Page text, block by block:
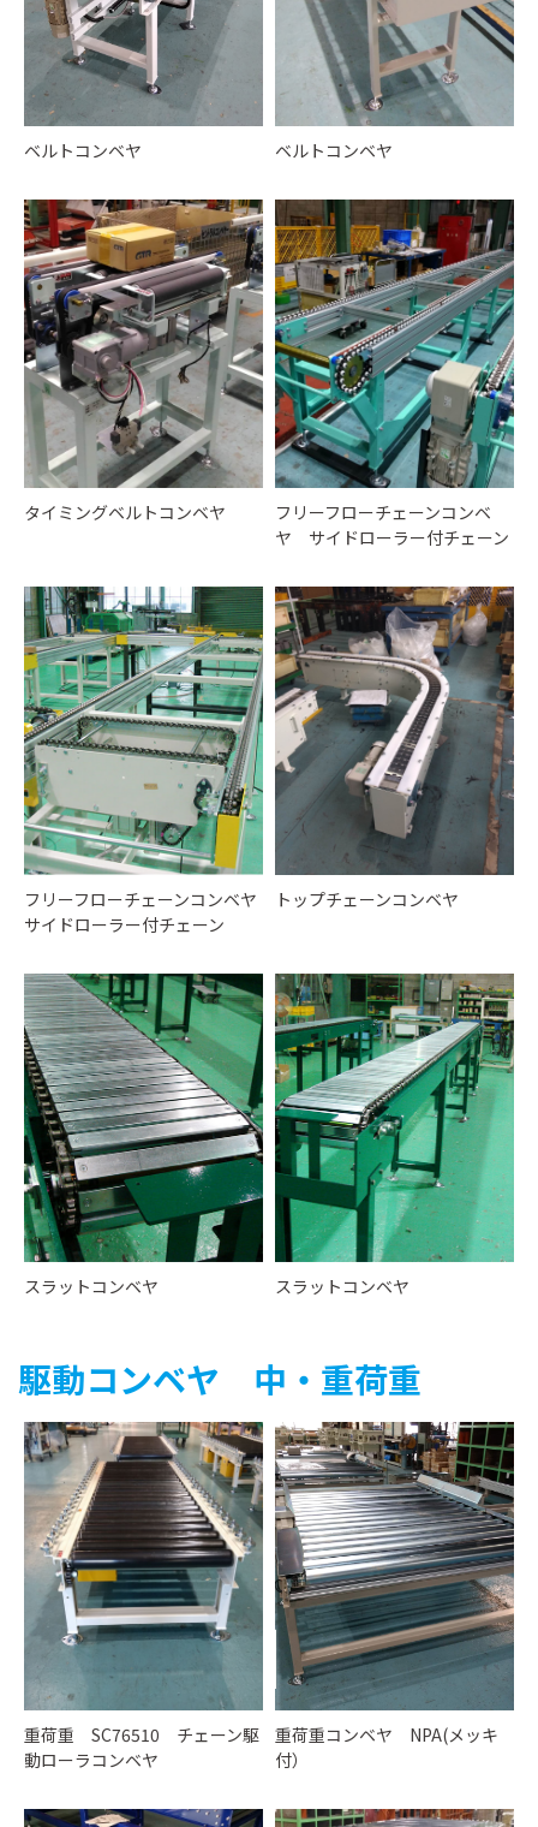
ベルトコンベヤ ベルトコンベヤ
タイミングベルトコンベヤ
フリーフローチェーンコンベ
ヤ サイドローラー付チェーン
フリーフローチェーンコンベヤ
サイドローラー付チェーン
トップチェーンコンベヤ
スラットコンベヤ スラットコンベヤ
駆動コンベヤ 中・重荷重
重荷重 SC76510 チェーン駆
動ローラコンベヤ
重荷重コンベヤ NPA(メッキ
付）